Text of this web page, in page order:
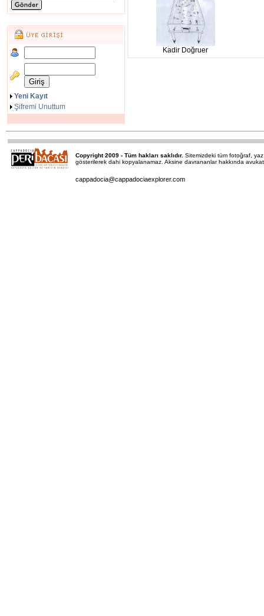
Yeni Kayıt
Şifremi Unuttum
Kadir Doğruer
Copyright 2009 - Tüm hakları saklıdır. Sitemizdeki tüm fotoğraf,
gösterilerek dahi kopyalanamaz. Aksine davrananlar hakkında
cappadocia@cappadociaexplorer.com